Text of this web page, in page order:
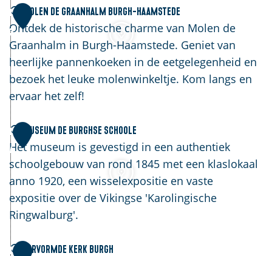
m
s
t
e
d
e
d
e
K
e
r
k
H
a
a
m
s
t
e
d
e
1
3
Molen De Graanhalm Burgh-Haamstede
Ontdek de historische charme van Molen de
Graanhalm in Burgh-Haamstede. Geniet van
heerlijke pannenkoeken in de eetgelegenheid en
bezoek het leuke molenwinkeltje. Kom langs en
ervaar het zelf!
M
o
l
e
n
D
e
G
r
a
a
n
h
a
l
1
4
Museum de Burghse Schoole
Het museum is gevestigd in een authentiek
schoolgebouw van rond 1845 met een klaslokaal
anno 1920, een wisselexpositie en vaste
expositie over de Vikingse 'Karolingische
Ringwalburg'.
M
u
s
e
u
m
d
e
1 Hervormde Kerk Burgh
H